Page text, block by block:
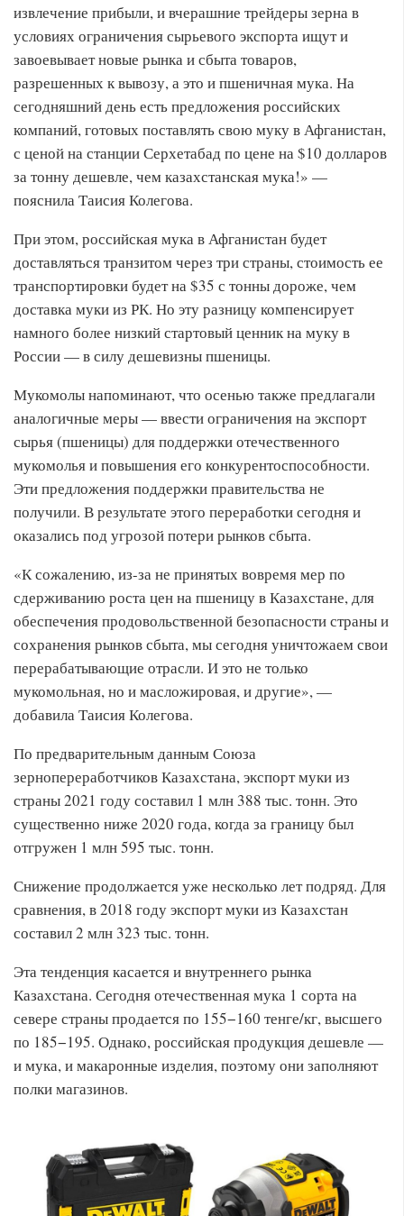
извлечение прибыли, и вчерашние трейдеры зерна в
условиях ограничения сырьевого экспорта ищут и
завоевывает новые рынка и сбыта товаров,
разрешенных к вывозу, а это и пшеничная мука. На
сегодняшний день есть предложения российских
компаний, готовых поставлять свою муку в Афганистан,
с ценой на станции Серхетабад по цене на $10 долларов
за тонну дешевле, чем казахстанская мука!» —
пояснила Таисия Колегова.
При этом, российская мука в Афганистан будет
доставляться транзитом через три страны, стоимость ее
транспортировки будет на $35 с тонны дороже, чем
доставка муки из РК. Но эту разницу компенсирует
намного более низкий стартовый ценник на муку в
России — в силу дешевизны пшеницы.
Мукомолы напоминают, что осенью также предлагали
аналогичные меры — ввести ограничения на экспорт
сырья (пшеницы) для поддержки отечественного
мукомолья и повышения его конкурентоспособности.
Эти предложения поддержки правительства не
получили. В результате этого переработки сегодня и
оказались под угрозой потери рынков сбыта.
«К сожалению, из-за не принятых вовремя мер по
сдерживанию роста цен на пшеницу в Казахстане, для
обеспечения продовольственной безопасности страны и
сохранения рынков сбыта, мы сегодня уничтожаем свои
перерабатывающие отрасли. И это не только
мукомольная, но и масложировая, и другие», —
добавила Таисия Колегова.
По предварительным данным Союза
зернопереработчиков Казахстана, экспорт муки из
страны 2021 году составил 1 млн 388 тыс. тонн. Это
существенно ниже 2020 года, когда за границу был
отгружен 1 млн 595 тыс. тонн.
Снижение продолжается уже несколько лет подряд. Для
сравнения, в 2018 году экспорт муки из Казахстан
составил 2 млн 323 тыс. тонн.
Эта тенденция касается и внутреннего рынка
Казахстана. Сегодня отечественная мука 1 сорта на
севере страны продается по 155−160 тенге/кг, высшего
по 185−195. Однако, российская продукция дешевле —
и мука, и макаронные изделия, поэтому они заполняют
полки магазинов.